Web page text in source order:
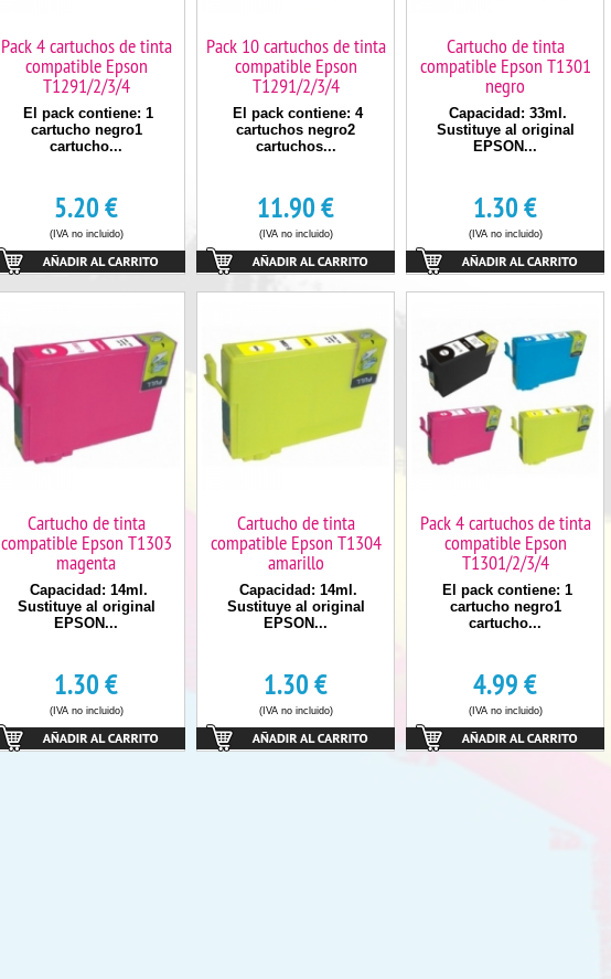
Pack 4 cartuchos de tinta
compatible Epson
T1291/2/3/4
El pack contiene: 1
cartucho negro1
cartucho...
5.20€
(IVA no incluido)
Pack 10 cartuchos de tinta
compatible Epson
T1291/2/3/4
El pack contiene: 4
cartuchos negro2
cartuchos...
11.90€
(IVA no incluido)
Cartucho de tinta
compatible Epson T1301
negro
Capacidad: 33ml.
Sustituye al original
EPSON...
1.30€
(IVA no incluido)
Cartucho de tinta
compatible Epson T1303
magenta
Capacidad: 14ml.
Sustituye al original
EPSON...
1.30€
(IVA no incluido)
Cartucho de tinta
compatible Epson T1304
amarillo
Capacidad: 14ml.
Sustituye al original
EPSON...
1.30€
(IVA no incluido)
Pack 4 cartuchos de tinta
compatible Epson
T1301/2/3/4
El pack contiene: 1
cartucho negro1
cartucho...
4.99€
(IVA no incluido)